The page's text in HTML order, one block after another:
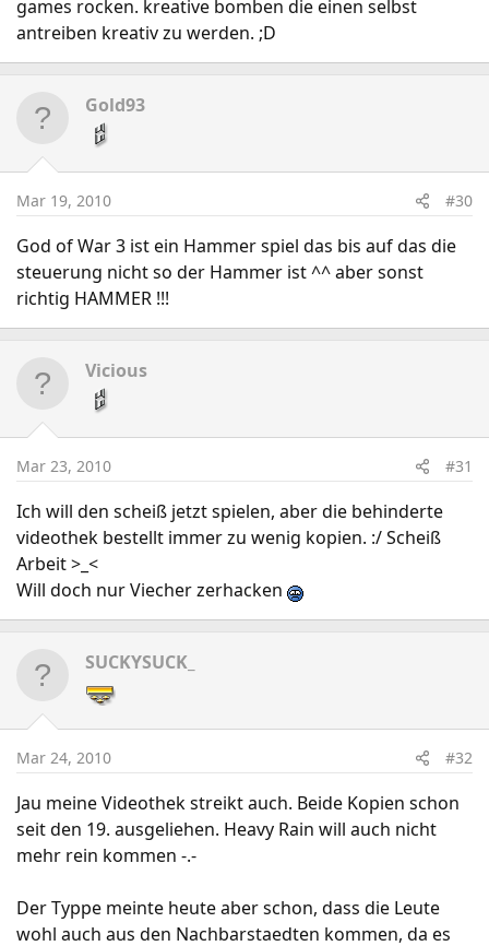
games rocken. kreative bomben die einen selbst
antreiben kreativ zu werden. ;D
Gold93
Mar 19, 2010 #30
God of War 3 ist ein Hammer spiel das bis auf das die
steuerung nicht so der Hammer ist ^^ aber sonst
richtig HAMMER !!!
Vicious
Mar 23, 2010 #31
Ich will den scheiß jetzt spielen, aber die behinderte
videothek bestellt immer zu wenig kopien. :/ Scheiß
Arbeit >_<
Will doch nur Viecher zerhacken
SUCKYSUCK_
Mar 24, 2010 #32
Jau meine Videothek streikt auch. Beide Kopien schon
seit den 19. ausgeliehen. Heavy Rain will auch nicht
mehr rein kommen -.-
Der Typpe meinte heute aber schon, dass die Leute
wohl auch aus den Nachbarstaedten kommen, da es